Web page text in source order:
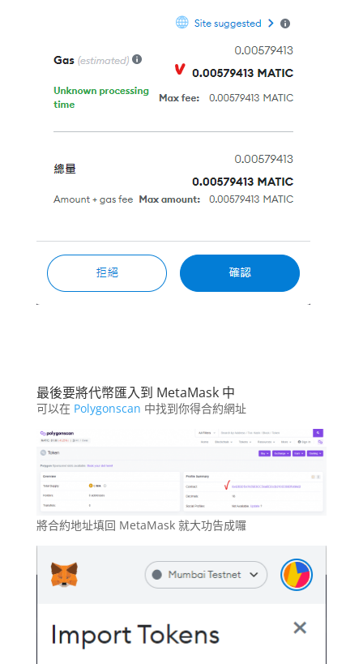
最後要將代幣匯入到 MetaMask 中
可以在 Polygonscan 中找到你得合約網址
將合約地址填回 MetaMask 就大功告成囉